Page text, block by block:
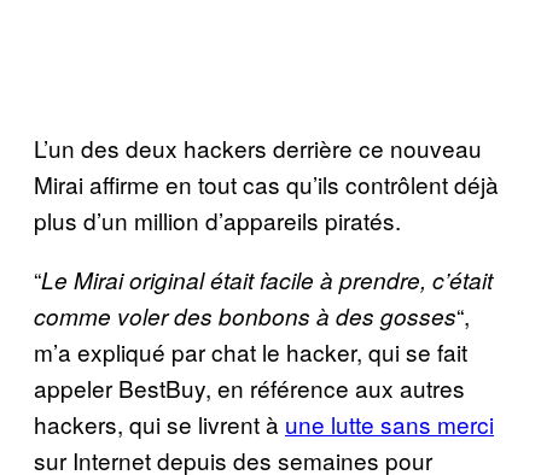
L’un des deux hackers derrière ce nouveau
Mirai affirme en tout cas qu’ils contrôlent déjà
plus d’un million d’appareils piratés.
“Le Mirai original était facile à prendre, c’était
comme voler des bonbons à des gosses“,
m’a expliqué par chat le hacker, qui se fait
appeler BestBuy, en référence aux autres
hackers, qui se livrent à une lutte sans merci
sur Internet depuis des semaines pour